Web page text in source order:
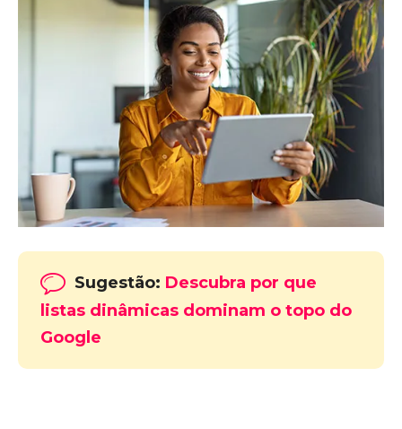
Sugestão: Descubra por que
listas dinâmicas dominam o topo do
Google